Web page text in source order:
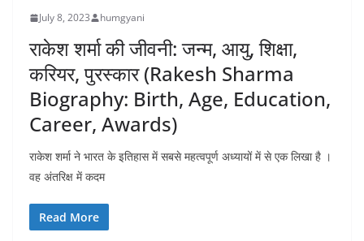
July 8, 2023 humgyani
राकेश शर्मा की जीवनी: जन्म, आयु, शिक्षा,
करियर, पुरस्कार (Rakesh Sharma
Biography: Birth, Age, Education,
Career, Awards)
राकेश शर्मा ने भारत के इतिहास में सबसे महत्वपूर्ण अध्यायों में से एक लिखा है ।
वह अंतरिक्ष में कदम
Read More